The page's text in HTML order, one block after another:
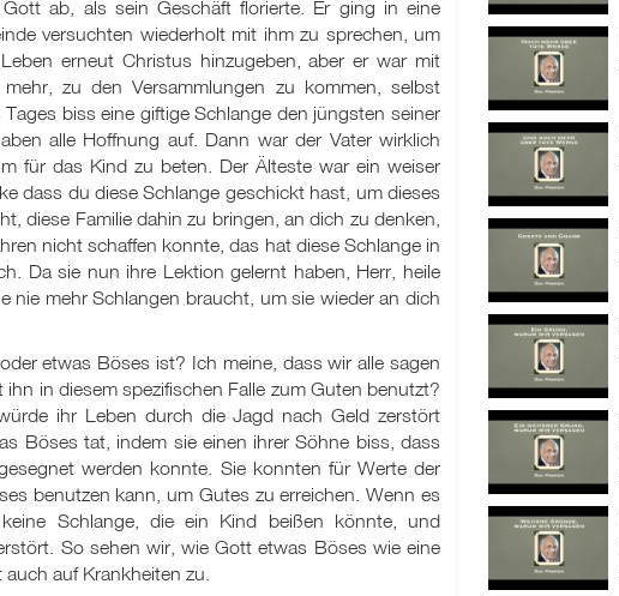
ab, als sein Geschäft florierte. Er ging in eine
versuchten wiederholt mit ihm zu sprechen, um
erneut Christus hinzugeben, aber er war mit
zu den Versammlungen zu kommen, selbst
biss eine giftige Schlange den jüngsten seiner
alle Hoffnung auf. Dann war der Vater wirklich
für das Kind zu beten. Der Älteste war ein weiser
dass du diese Schlange geschickt hast, um dieses
diese Familie dahin zu bringen, an dich zu denken,
nicht schaffen konnte, das hat diese Schlange in
Da sie nun ihre Lektion gelernt haben, Herr, heile
nie mehr Schlangen braucht, um sie wieder an dich
etwas Böses ist? Ich meine, dass wir alle sagen
in diesem spezifischen Falle zum Guten benutzt?
ihr Leben durch die Jagd nach Geld zerstört
Böses tat, indem sie einen ihrer Söhne biss, dass
werden konnte. Sie konnten für Werte der
benutzen kann, um Gutes zu erreichen. Wenn es
Schlange, die ein Kind beißen könnte, und
So sehen wir, wie Gott etwas Böses wie eine
auf Krankheiten zu.